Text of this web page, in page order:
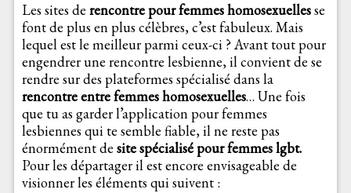
Les sites de rencontre pour femmes homosexuellesse
font de plus en plus célèbres, c’est fabuleux. Mais
lequel est le meilleur parmi ceux-ci ? Avant tout pour
engendrer une rencontre lesbienne, il convient de se
rendre sur des plateformes spécialisé dans la
rencontre entre femmes homosexuelles… Une fois
que tu as garder l’application pour femmes
lesbiennes qui te semble fiable, il ne reste pas
énormément de site spécialisé pour femmes lgbt.
Pour les départager il est encore envisageable de
visionner les éléments qui suivent :